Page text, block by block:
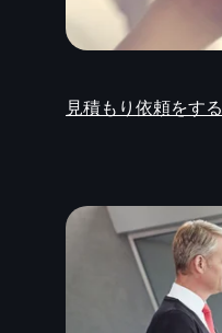
見積もり依頼をする